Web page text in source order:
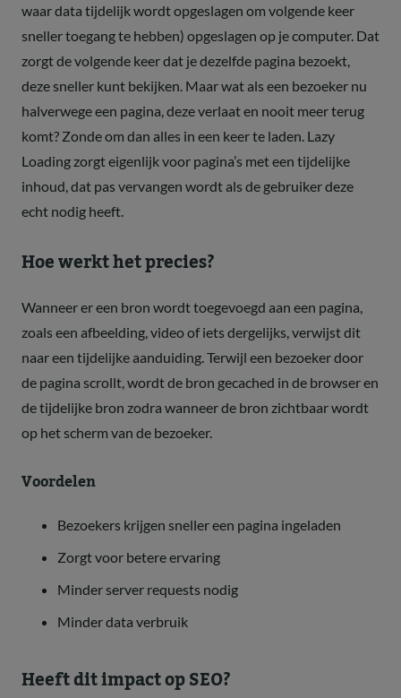
waar data tijdelijk wordt opgeslagen om volgende keer
sneller toegang te hebben) opgeslagen op je computer. Dat
zorgt de volgende keer dat je dezelfde pagina bezoekt,
deze sneller kunt bekijken. Maar wat als een bezoeker nu
halverwege een pagina, deze verlaat en nooit meer terug
komt? Zonde om dan alles in een keer te laden. Lazy
Loading zorgt eigenlijk voor pagina’s met een tijdelijke
inhoud, dat pas vervangen wordt als de gebruiker deze
echt nodig heeft.
Hoe werkt het precies?
Wanneer er een bron wordt toegevoegd aan een pagina,
zoals een afbeelding, video of iets dergelijks, verwijst dit
naar een tijdelijke aanduiding. Terwijl een bezoeker door
de pagina scrollt, wordt de bron gecached in de browser en
de tijdelijke bron zodra wanneer de bron zichtbaar wordt
op het scherm van de bezoeker.
Voordelen
Bezoekers krijgen sneller een pagina ingeladen
Zorgt voor betere ervaring
Minder server requests nodig
Minder data verbruik
Heeft dit impact op SEO?